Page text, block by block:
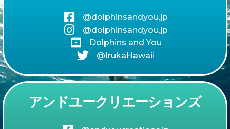
@dolphinsandyou.jp
@dolphinsandyou.jp
Dolphins and You
@IrukaHawaii
アンドユークリエーションズ